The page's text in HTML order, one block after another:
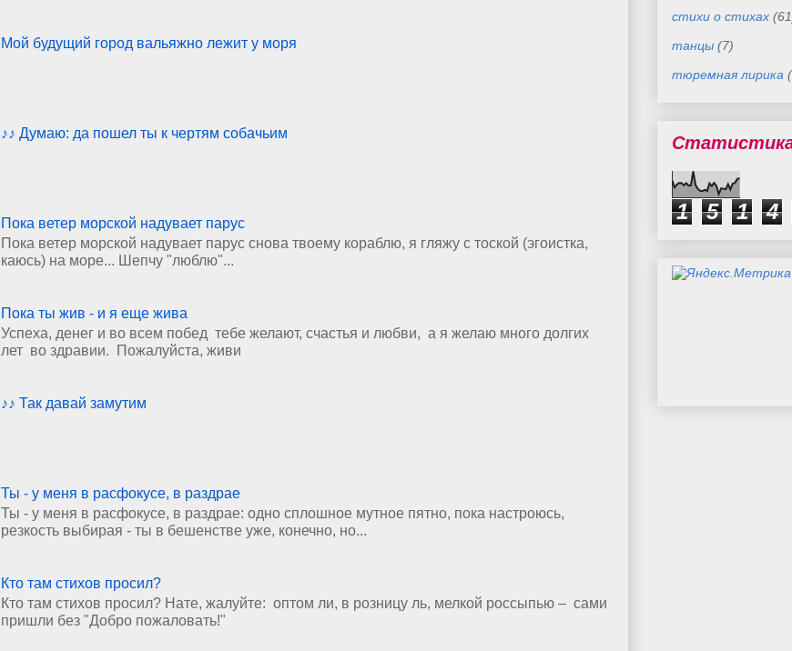
Мой будущий город вальяжно лежит у моря
♪♪ Думаю: да пошел ты к чертям собачьим
Пока ветер морской надувает парус
Пока ветер морской надувает парус снова твоему кораблю, я гляжу с тоской (эгоистка,
каюсь) на море... Шепчу "люблю"...
Пока ты жив - и я еще жива
Успеха, денег и во всем побед тебе желают, счастья и любви, а я желаю много долгих
лет во здравии. Пожалуйста, живи
♪♪ Так давай замутим
Ты - у меня в расфокусе, в раздрае
Ты - у меня в расфокусе, в раздрае: одно сплошное мутное пятно, пока настроюсь,
резкость выбирая - ты в бешенстве уже, конечно, но...
Кто там стихов просил?
Кто там стихов просил? Нате, жалуйте: оптом ли, в розницу ль, мелкой россыпью – сами
пришли без "Добро пожаловать!"
стихи о стихах
танцы (7)
тюремная лирика
1 5 1 4